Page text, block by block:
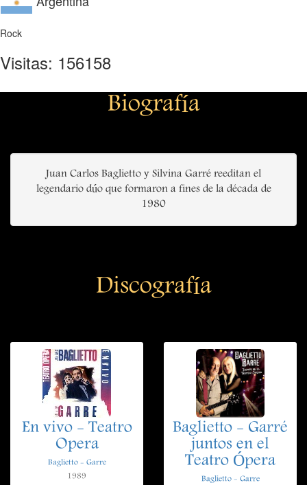
Rock
Visitas: 156158
Biografía
Juan Carlos Baglietto y Silvina Garré reeditan el
legendario dúo que formaron a fines de la década de
1980
Discografía
En vivo - Teatro
Opera
Baglietto - Garre
1989
Baglietto - Garré
juntos en el
Teatro Ópera
Baglietto - Garre